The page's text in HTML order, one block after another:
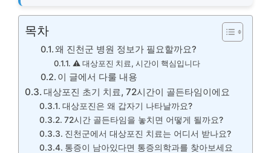
목차
왜 진천군 병원 정보가 필요할까요?
⚠️ 대상포진 치료, 시간이 핵심입니다
이 글에서 다룰 내용
대상포진 초기 치료, 72시간이 골든타임이에요
대상포진은 왜 갑자기 나타날까요?
72시간 골든타임을 놓치면 어떻게 될까요?
진천군에서 대상포진 치료는 어디서 받나요?
통증이 남아있다면 통증의학과를 찾아보세요